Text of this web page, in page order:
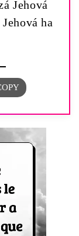
Jehová
ha